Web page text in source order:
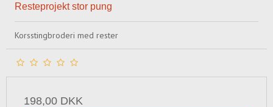
Resteprojekt stor pung
Korsstingbroderi med rester
198,00 DKK